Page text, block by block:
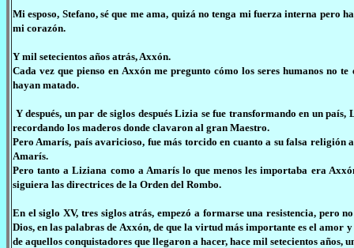
Mi esposo, Stefano, sé que me ama, quizá no tenga mi fuerza interna pero
mi corazón.
Y mil setecientos años atrás, Axxón.
Cada vez que pienso en Axxón me pregunto cómo los seres humanos no
hayan matado.
Y después, un par de siglos después Lizia se fue transformando en un
recordando los maderos donde clavaron al gran Maestro.
Pero Amarís, país avaricioso, fue más torcido en cuanto a su falsa
Amarís.
Pero tanto a Liziana como a Amarís lo que menos les importaba era
siguiera las directrices de la Orden del Rombo.
En el siglo XV, tres siglos atrás, empezó a formarse una resistencia, pero
Dios, en las palabras de Axxón, de que la virtud más importante es el amor
de aquellos conquistadores que llegaron a hacer, hace mil setecientos